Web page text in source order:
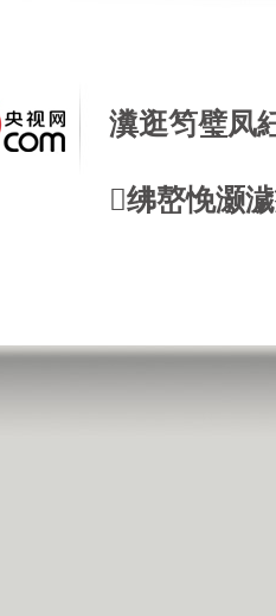
瀵逛笉璧凤
绋嶅悗灏